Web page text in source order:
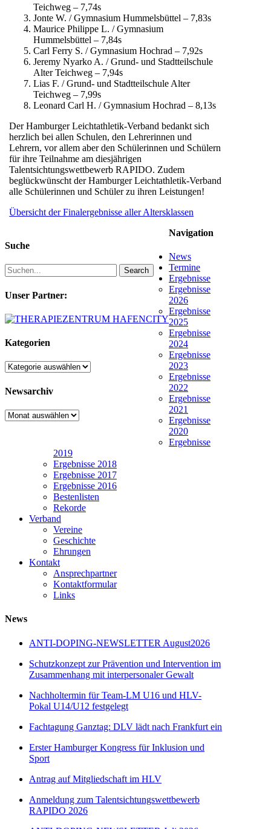
Teichweg – 7,74s
Jonte W. / Gymnasium Hummelsbüttel – 7,83s
Maurice Philippe L. / Gymnasium
Hummelsbüttel – 7,84s
Carl Ferry S. / Gymnasium Hochrad – 7,92s
Jeremy Nyarko A. / Grund- und Stadtteilschule
Alter Teichweg – 7,94s
Lias F. / Grund- und Stadtteilschule Alter
Teichweg – 7,99s
Leonard Carl H. / Gymnasium Hochrad – 8,13s
Der Hamburger Leichtathletik-Verband bedankt sich
herzlich bei allen Schulen, den Lehrerinnen und
Lehrern, vor allem aber den Schülerinnen und Schülern
für ihre Teilnahme am diesjährigen
Talentsichtungswettbewerb RAPIDO. Zudem
beglückwünscht der Hamburger Leichtathletik-Verband
alle Schülerinnen und Schüler zu ihren Leistungen!
Übersicht der Finalergebnisse aller Altersklassen
Suche
Search
Unser Partner:
Kategorien
Kategorien
Newsarchiv
Newsarchiv
Navigation
News
Termine
Ergebnisse
Ergebnisse
2026
Ergebnisse
2025
Ergebnisse
2024
Ergebnisse
2023
Ergebnisse
2022
Ergebnisse
2021
Ergebnisse
2020
Ergebnisse
2019
Ergebnisse 2018
Ergebnisse 2017
Ergebnisse 2016
Bestenlisten
Rekorde
Verband
Vereine
Geschichte
Ehrungen
Kontakt
Ansprechpartner
Kontaktformular
Links
News
ANTI-DOPING-NEWSLETTER August2026
Schutzkonzept zur Prävention und Intervention im
Zusammenhang mit interpersonaler Gewalt
Nachholtermin für Team-LM U16 und HLV-
Pokal U14/U12 festgelegt
Fachtagung Ganztag: DLV lädt nach Frankfurt ein
Erster Hamburger Kongress für Inklusion und
Sport
Antrag auf Mitgliedschaft im HLV
Anmeldung zum Talentsichtungswettbewerb
RAPIDO 2026